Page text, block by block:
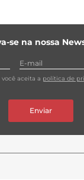
se na nossa
aceita a política de
Enviar